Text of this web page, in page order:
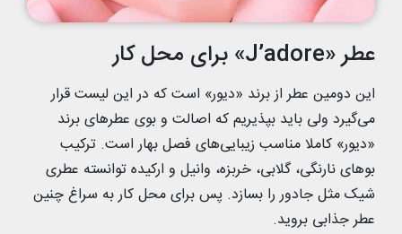
عطر «J’adore» برای محل کار
این دومین عطر از برند «دیور» است که در این لیست قرار
می‌گیرد ولی باید بپذیریم که اصالت و بوی عطرهای برند
«دیور» کاملا مناسب زیبایی‌های فصل بهار است. ترکیب
بوهای نارنگی، گلابی، خربزه، وانیل و ارکیده توانسته عطری
شیک مثل جادور را بسازد. پس برای محل کار به سراغ چنین
عطر جذابی بروید.